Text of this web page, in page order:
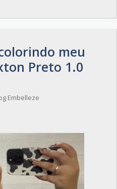
meu
Preto 1.0
Embelleze